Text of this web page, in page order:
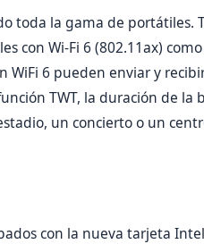
toda la gama de portátiles.
con Wi-Fi 6 (802.11ax)
6 pueden enviar y
TWT, la duración de la
un concierto o un
con la nueva tarjeta